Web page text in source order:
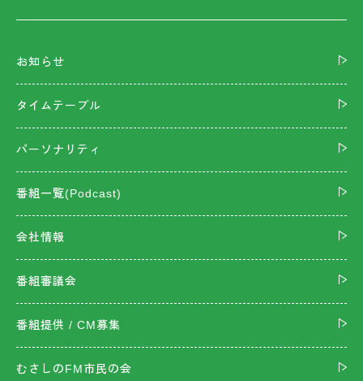
お知らせ
タイムテーブル
パーソナリティ
番組一覧(Podcast)
会社情報
番組審議会
番組提供 / CM募集
むさしのFM市民の会